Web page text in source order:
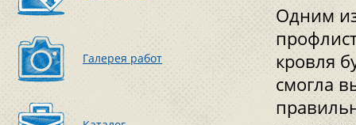
Галерея работ
Одним
кровля
смогла